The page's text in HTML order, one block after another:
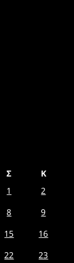
Σ
Κ
1
2
8
9
15
16
22
23